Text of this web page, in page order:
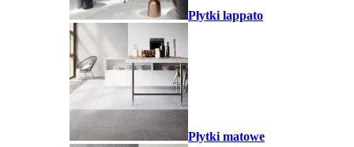
Płytki lappato
Płytki matowe